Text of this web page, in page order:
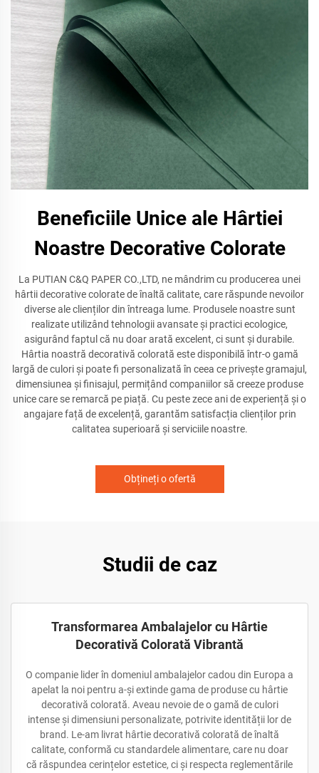
Beneficiile Unice ale Hârtiei
Noastre Decorative Colorate
La PUTIAN C&Q PAPER CO.,LTD, ne mândrim cu producerea unei
hârtii decorative colorate de înaltă calitate, care răspunde nevoilor
diverse ale clienților din întreaga lume. Produsele noastre sunt
realizate utilizând tehnologii avansate și practici ecologice,
asigurând faptul că nu doar arată excelent, ci sunt și durabile.
Hârtia noastră decorativă colorată este disponibilă într-o gamă
largă de culori și poate fi personalizată în ceea ce privește gramajul,
dimensiunea și finisajul, permițând companiilor să creeze produse
unice care se remarcă pe piață. Cu peste zece ani de experiență și o
angajare față de excelență, garantăm satisfacția clienților prin
calitatea superioară și serviciile noastre.
Obțineți o ofertă
Studii de caz
Transformarea Ambalajelor cu Hârtie
Decorativă Colorată Vibrantă
O companie lider în domeniul ambalajelor cadou din Europa a
apelat la noi pentru a-și extinde gama de produse cu hârtie
decorativă colorată. Aveau nevoie de o gamă de culori
intense și dimensiuni personalizate, potrivite identității lor de
brand. Le-am livrat hârtie decorativă colorată de înaltă
calitate, conformă cu standardele alimentare, care nu doar
că răspundea cerințelor estetice, ci și respecta reglementările